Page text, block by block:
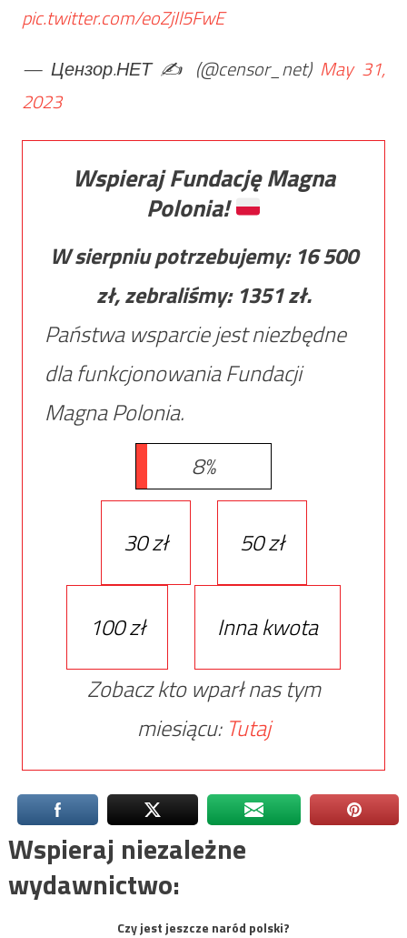
pic.twitter.com/eoZjIl5FwE
— Цензор.НЕТ ✍️ (@censor_net) May 31,
2023
Wspieraj Fundację Magna
Polonia!
W sierpniu potrzebujemy: 16 500
zł, zebraliśmy: 1351zł.
Państwa wsparcie jest niezbędne
dla funkcjonowania Fundacji
Magna Polonia.
8%
30 zł 50 zł
100 zł
Inna kwota
Zobacz kto wparł nas tym
miesiącu: Tutaj
Wspieraj niezależne
wydawnictwo:
Czy jest jeszcze naród polski?